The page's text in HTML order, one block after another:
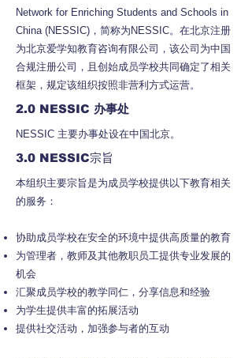
Network for Enriching Students and Schools in
China (NESSIC)，简称为NESSIC。在北京注册
为北京爱学知教育咨询有限公司，该公司为中国
合规注册公司，且创始成员学校共同确定了相关
框架，规定该组织按照非营利方式运营。
2.0 NESSIC 办事处
NESSIC 主要办事处设在中国北京。
3.0 NESSIC宗旨
本组织主要宗旨是为成员学校提供以下教育相关
的服务：
协助成员学校在安全的环境中提供高质量的教育
为管理者，教师及其他教职员工提供专业发展的
机会
汇聚成员学校的教学同仁，分享信息和经验
为学生提供丰富的拓展活动
提供社交活动，加强参与者的互动